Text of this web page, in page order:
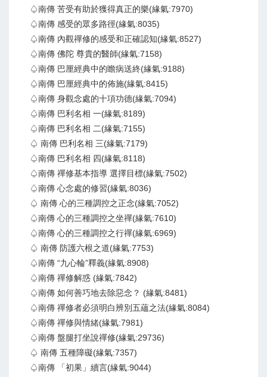
♤南傳 苦受有助於獲得真正的樂(緣氣:7970)
♤南傳 感受的眾多路徑(緣氣:8035)
♤南傳 內觀禪修的感受和正確認知(緣氣:8527)
♤南傳 佛陀 尊貴的醫師(緣氣:7158)
♤南傳 巴厘經典中的瞻病送終(緣氣:9188)
♤南傳 巴厘經典中的佈施(緣氣:8415)
♤南傳 身觀念處的十項功德(緣氣:7094)
♤南傳 巴利名相 一(緣氣:8189)
♤南傳 巴利名相 二(緣氣:7155)
♤ 南傳 巴利名相 三(緣氣:7179)
♤南傳 巴利名相 四(緣氣:8118)
♤南傳 禪修基本指導 選擇目標(緣氣:7502)
♤南傳 心念處的修習(緣氣:8036)
♤ 南傳 心的三種調控之正念(緣氣:7052)
♤南傳 心的三種調控之坐禪(緣氣:7610)
♤南傳 心的三種調控之行禪(緣氣:6969)
♤ 南傳 防護六根之道(緣氣:7753)
♤南傳 “九心輪”釋義(緣氣:8908)
♤南傳 禪修解惑 (緣氣:7842)
♤南傳 如何善巧地去除惡念？ (緣氣:8481)
♤南傳 禪修者必須明白辨別五蘊之法(緣氣:8084)
♤南傳 禪修與情緒(緣氣:7981)
♤南傳 盤腿打坐說禪修(緣氣:29736)
♤ 南傳 五種障礙(緣氣:7357)
♤南傳 「初果」續言(緣氣:9044)